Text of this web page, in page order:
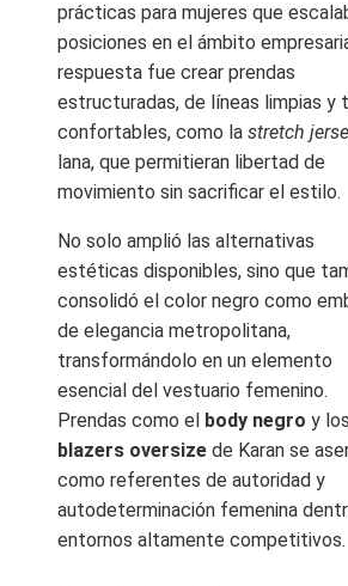
prácticas para mujeres que
posiciones en el ámbito
respuesta fue crear prendas
estructuradas, de líneas limpias y
confortables, como la stretch
lana, que permitieran libertad de
movimiento sin sacrificar el estilo.
No solo amplió las alternativas
estéticas disponibles, sino que
consolidó el color negro como
de elegancia metropolitana,
transformándolo en un elemento
esencial del vestuario femenino.
Prendas como el
body negro y los
blazers oversize de Karan se
como referentes de autoridad y
autodeterminación femenina
entornos altamente competitivos.